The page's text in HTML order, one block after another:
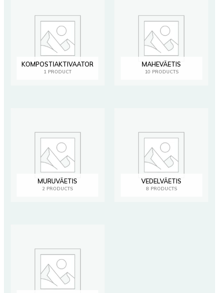
KOMPOSTIAKTIVAATOR
1 PRODUCT
MAHEVÄETIS
10 PRODUCTS
MURUVÄETIS
2 PRODUCTS
VEDELVÄETIS
8 PRODUCTS